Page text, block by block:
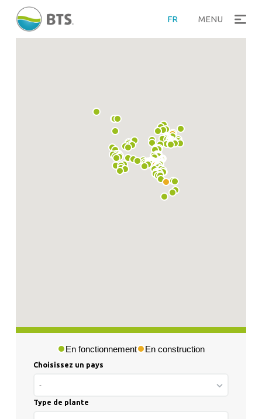
FR MENU
En fonctionnement En construction
Choisissez un pays
-
Type de plante